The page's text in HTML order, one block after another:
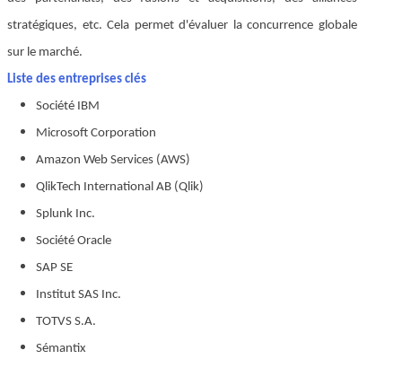
stratégiques, etc. Cela permet d'évaluer la concurrence globale
sur le marché.
Liste des entreprises clés
Société IBM
Microsoft Corporation
Amazon Web Services (AWS)
QlikTech International AB (Qlik)
Splunk Inc.
Société Oracle
SAP SE
Institut SAS Inc.
TOTVS S.A.
Sémantix